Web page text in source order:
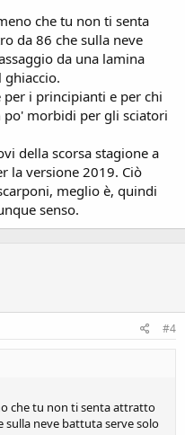
che tu non ti senta
da 86 che sulla neve
da una lamina
per i principianti e per chi
po' morbidi per gli sciatori
della scorsa stagione a
la versione 2019. Ciò
meglio è, quindi
senso.
#4
che tu non ti senta attratto
sulla neve battuta serve solo